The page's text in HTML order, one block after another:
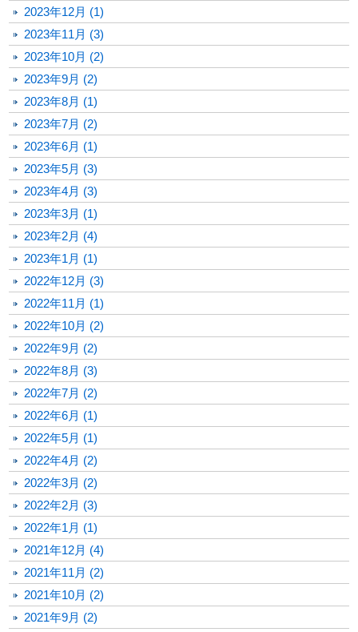
2023年12月 (1)
2023年11月 (3)
2023年10月 (2)
2023年9月 (2)
2023年8月 (1)
2023年7月 (2)
2023年6月 (1)
2023年5月 (3)
2023年4月 (3)
2023年3月 (1)
2023年2月 (4)
2023年1月 (1)
2022年12月 (3)
2022年11月 (1)
2022年10月 (2)
2022年9月 (2)
2022年8月 (3)
2022年7月 (2)
2022年6月 (1)
2022年5月 (1)
2022年4月 (2)
2022年3月 (2)
2022年2月 (3)
2022年1月 (1)
2021年12月 (4)
2021年11月 (2)
2021年10月 (2)
2021年9月 (2)